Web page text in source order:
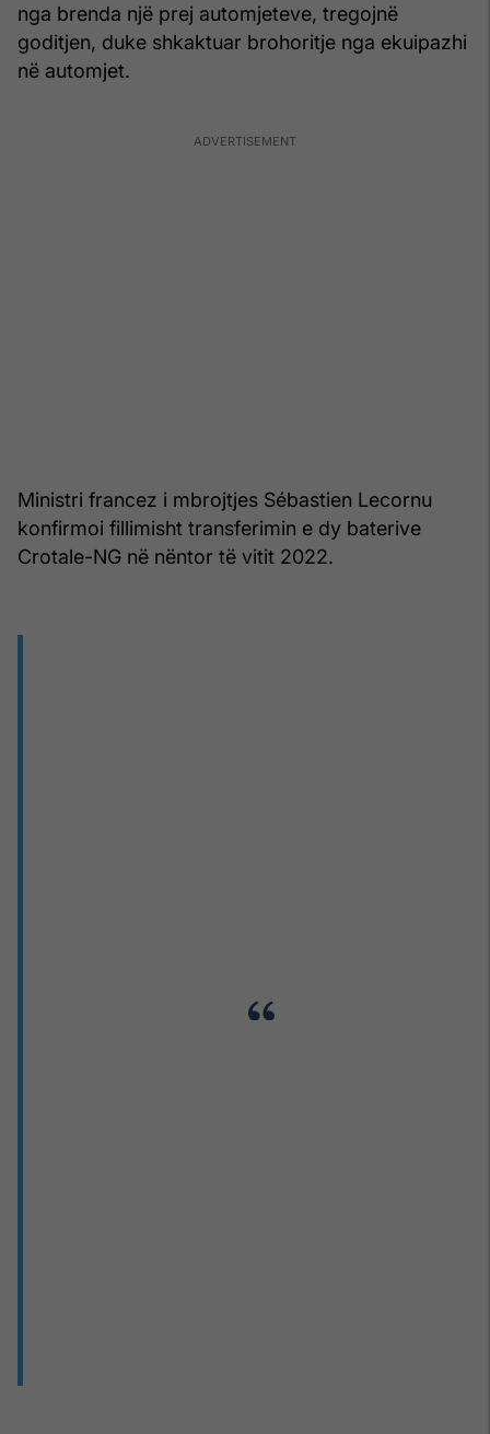
nga brenda një prej automjeteve, tregojnë
goditjen, duke shkaktuar brohoritje nga ekuipazhi
në automjet.
Ministri francez i mbrojtjes Sébastien Lecornu
konfirmoi fillimisht transferimin e dy baterive
Crotale-NG në nëntor të vitit 2022.